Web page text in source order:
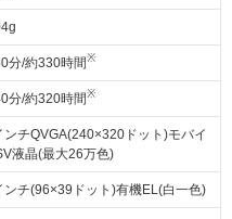
分/約330時間※
分/約320時間※
ンチQVGA(240×320ドット)モバイ
液晶(最大26万色)
ンチ(96×39ドット)有機EL(白一色)